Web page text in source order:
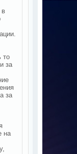
в
то
за
за
на